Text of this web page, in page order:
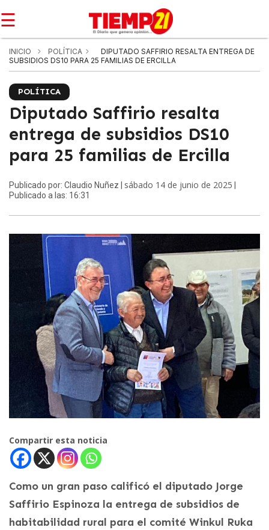
☰
INICIO POLÍTICA
DIPUTADO SAFFIRIO RESALTA ENTREGA DE
SUBSIDIOS DS10 PARA 25 FAMILIAS DE ERCILLA
POLÍTICA
Diputado Saffirio resalta
entrega de subsidios DS10
para 25 familias de Ercilla
Publicado por: Claudio Nuñez | sábado 14 de junio de 2025
Publicado a las: 16:31
Compartir esta noticia
Como un gran paso calificó el diputado Jorge
Saffirio Espinoza la entrega de subsidios de
habitabilidad rural para el comité Winkul Ruka